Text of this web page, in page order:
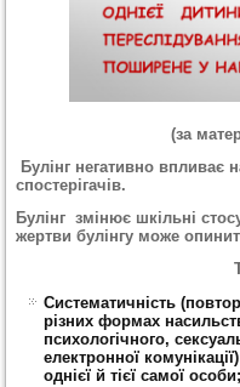
(за
Булінг негативно впливає
спостерігачів.
Булінг змінює шкільні
жертви булінгу може
Типові
Систематичність
різних формах
психологічного,
електронної
однієї й тієї самої особи;